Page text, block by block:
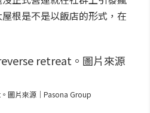
根是不是以飯店的形式，在
圖片來源｜Pasona Group